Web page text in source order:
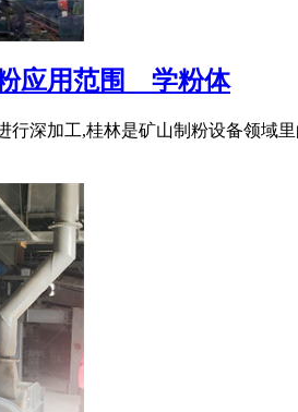
应用范围 _ 学粉体
行深加工,桂林是矿山制粉设备领域